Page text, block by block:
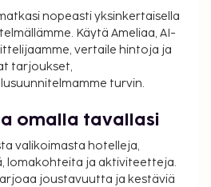
nopeasti yksinkertaisella
Käytä Ameliaa, AI-
vertaile hintoja ja
tarjoukset,
turvin.
omalla tavallasi
valikoimasta hotelleja,
lomakohteita ja aktiviteetteja.
joustavuutta ja kestäviä